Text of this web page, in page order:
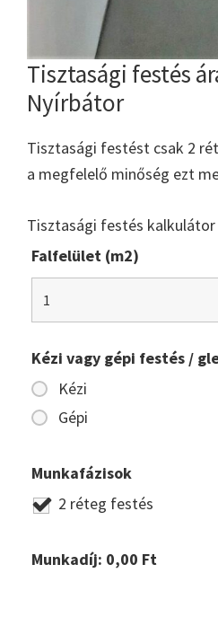
Tisztasági festés
Nyírbátor
Tisztasági festést csak 2
a megfelelő minőség ezt
Tisztasági festés kalkulátor
Falfelület (m2)
Kézi vagy gépi festés /
Kézi
Gépi
Munkafázisok
2 réteg festés
Munkadíj: 0,00 Ft